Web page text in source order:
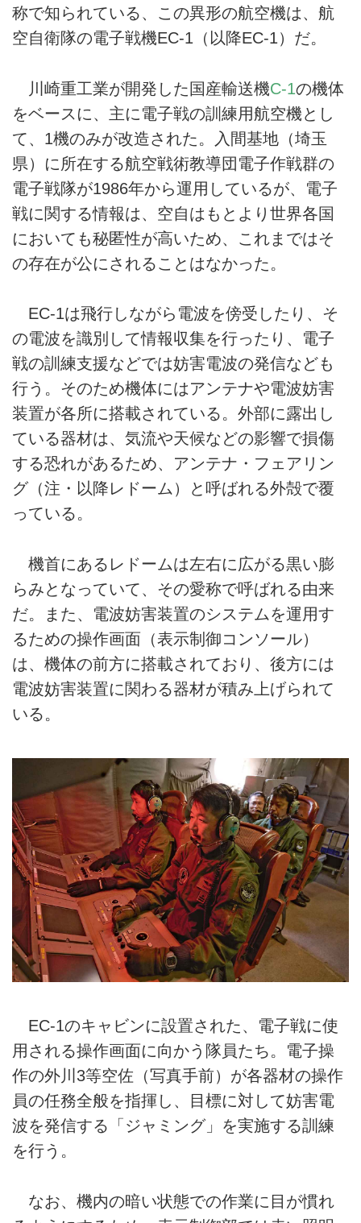
称で知られている、この異形の航空機は、航
空自衛隊の電子戦機EC-1（以降EC-1）だ。
川崎重工業が開発した国産輸送機C-1の機体
をベースに、主に電子戦の訓練用航空機とし
て、1機のみが改造された。入間基地（埼玉
県）に所在する航空戦術教導団電子作戦群の
電子戦隊が1986年から運用しているが、電子
戦に関する情報は、空自はもとより世界各国
においても秘匿性が高いため、これまではそ
の存在が公にされることはなかった。
EC-1は飛行しながら電波を傍受したり、そ
の電波を識別して情報収集を行ったり、電子
戦の訓練支援などでは妨害電波の発信なども
行う。そのため機体にはアンテナや電波妨害
装置が各所に搭載されている。外部に露出し
ている器材は、気流や天候などの影響で損傷
する恐れがあるため、アンテナ・フェアリン
グ（注・以降レドーム）と呼ばれる外殻で覆
っている。
機首にあるレドームは左右に広がる黒い膨
らみとなっていて、その愛称で呼ばれる由来
だ。また、電波妨害装置のシステムを運用す
るための操作画面（表示制御コンソール）
は、機体の前方に搭載されており、後方には
電波妨害装置に関わる器材が積み上げられて
いる。
EC-1のキャビンに設置された、電子戦に使
用される操作画面に向かう隊員たち。電子操
作の外川3等空佐（写真手前）が各器材の操作
員の任務全般を指揮し、目標に対して妨害電
波を発信する「ジャミング」を実施する訓練
を行う。
なお、機内の暗い状態での作業に目が慣れ